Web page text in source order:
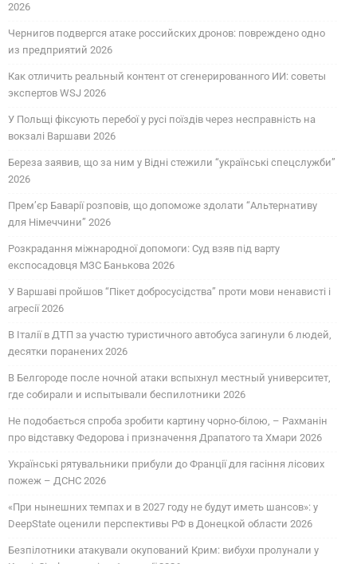
2026
Чернигов подвергся атаке российских дронов: повреждено одно
из предприятий 2026
Как отличить реальный контент от сгенерированного ИИ: советы
экспертов WSJ 2026
У Польщі фіксують перебої у русі поїздів через несправність на
вокзалі Варшави 2026
Береза заявив, що за ним у Відні стежили “українські спецслужби”
2026
Прем’єр Баварії розповів, що допоможе здолати “Альтернативу
для Німеччини” 2026
Розкрадання міжнародної допомоги: Суд взяв під варту
експосадовця МЗС Банькова 2026
У Варшаві пройшов “Пікет добросусідства” проти мови ненависті і
агресії 2026
В Італії в ДТП за участю туристичного автобуса загинули 6 людей,
десятки поранених 2026
В Белгороде после ночной атаки вспыхнул местный университет,
где собирали и испытывали беспилотники 2026
Не подобається спроба зробити картину чорно-білою, – Рахманін
про відставку Федорова і призначення Драпатого та Хмари 2026
Українські рятувальники прибули до Франції для гасіння лісових
пожеж – ДСНС 2026
«При нынешних темпах и в 2027 году не будут иметь шансов»: у
DeepState оценили перспективы РФ в Донецкой области 2026
Безпілотники атакували окупований Крим: вибухи пролунали у